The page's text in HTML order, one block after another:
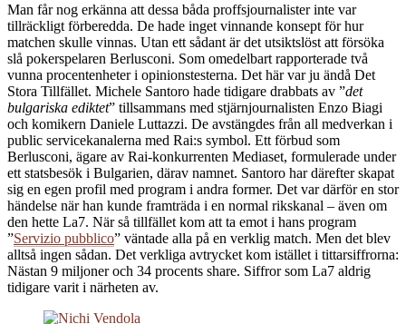
Man får nog erkänna att dessa båda proffsjournalister inte var
tillräckligt förberedda. De hade inget vinnande konsept för hur
matchen skulle vinnas. Utan ett sådant är det utsiktslöst att försöka
slå pokerspelaren Berlusconi. Som omedelbart rapporterade två
vunna procentenheter i opinionstesterna. Det här var ju ändå Det
Stora Tillfället. Michele Santoro hade tidigare drabbats av ”det
bulgariska ediktet” tillsammans med stjärnjournalisten Enzo Biagi
och komikern Daniele Luttazzi. De avstängdes från all medverkan i
public servicekanalerna med Rai:s symbol. Ett förbud som
Berlusconi, ägare av Rai-konkurrenten Mediaset, formulerade under
ett statsbesök i Bulgarien, därav namnet. Santoro har därefter skapat
sig en egen profil med program i andra former. Det var därför en stor
händelse när han kunde framträda i en normal rikskanal – även om
den hette La7. När så tillfället kom att ta emot i hans program
”Servizio pubblico” väntade alla på en verklig match. Men det blev
alltså ingen sådan. Det verkliga avtrycket kom istället i tittarsiffrorna:
Nästan 9 miljoner och 34 procents share. Siffror som La7 aldrig
tidigare varit i närheten av.